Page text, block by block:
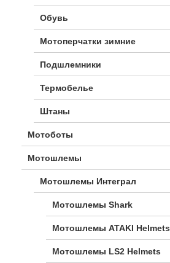
Обувь
Мотоперчатки зимние
Подшлемники
Термобелье
Штаны
Мотоботы
Мотошлемы
Мотошлемы Интеграл
Мотошлемы Shark
Мотошлемы ATAKI Helmets
Мотошлемы LS2 Helmets